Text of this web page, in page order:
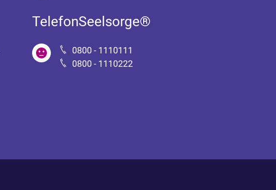
TelefonSeelsorge®
0800 - 1110111
0800 - 1110222